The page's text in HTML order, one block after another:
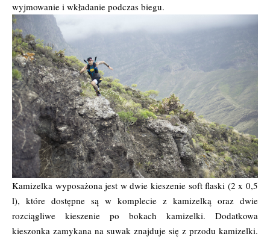
wyjmowanie i wkładanie podczas biegu.
Kamizelka wyposażona jest w dwie kieszenie soft flaski (2 x 0,5
l), które dostępne są w komplecie z kamizelką oraz dwie
rozciągliwe kieszenie po bokach kamizelki. Dodatkowa
kieszonka zamykana na suwak znajduje się z przodu kamizelki.